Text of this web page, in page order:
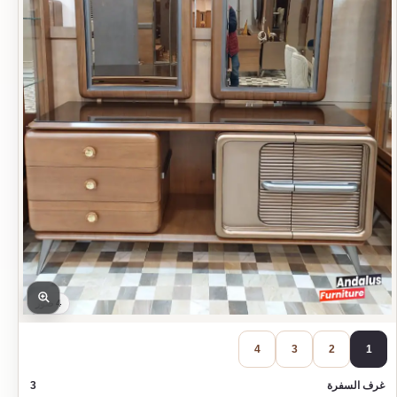
4 صور
1
2
3
4
غرف السفرة 3